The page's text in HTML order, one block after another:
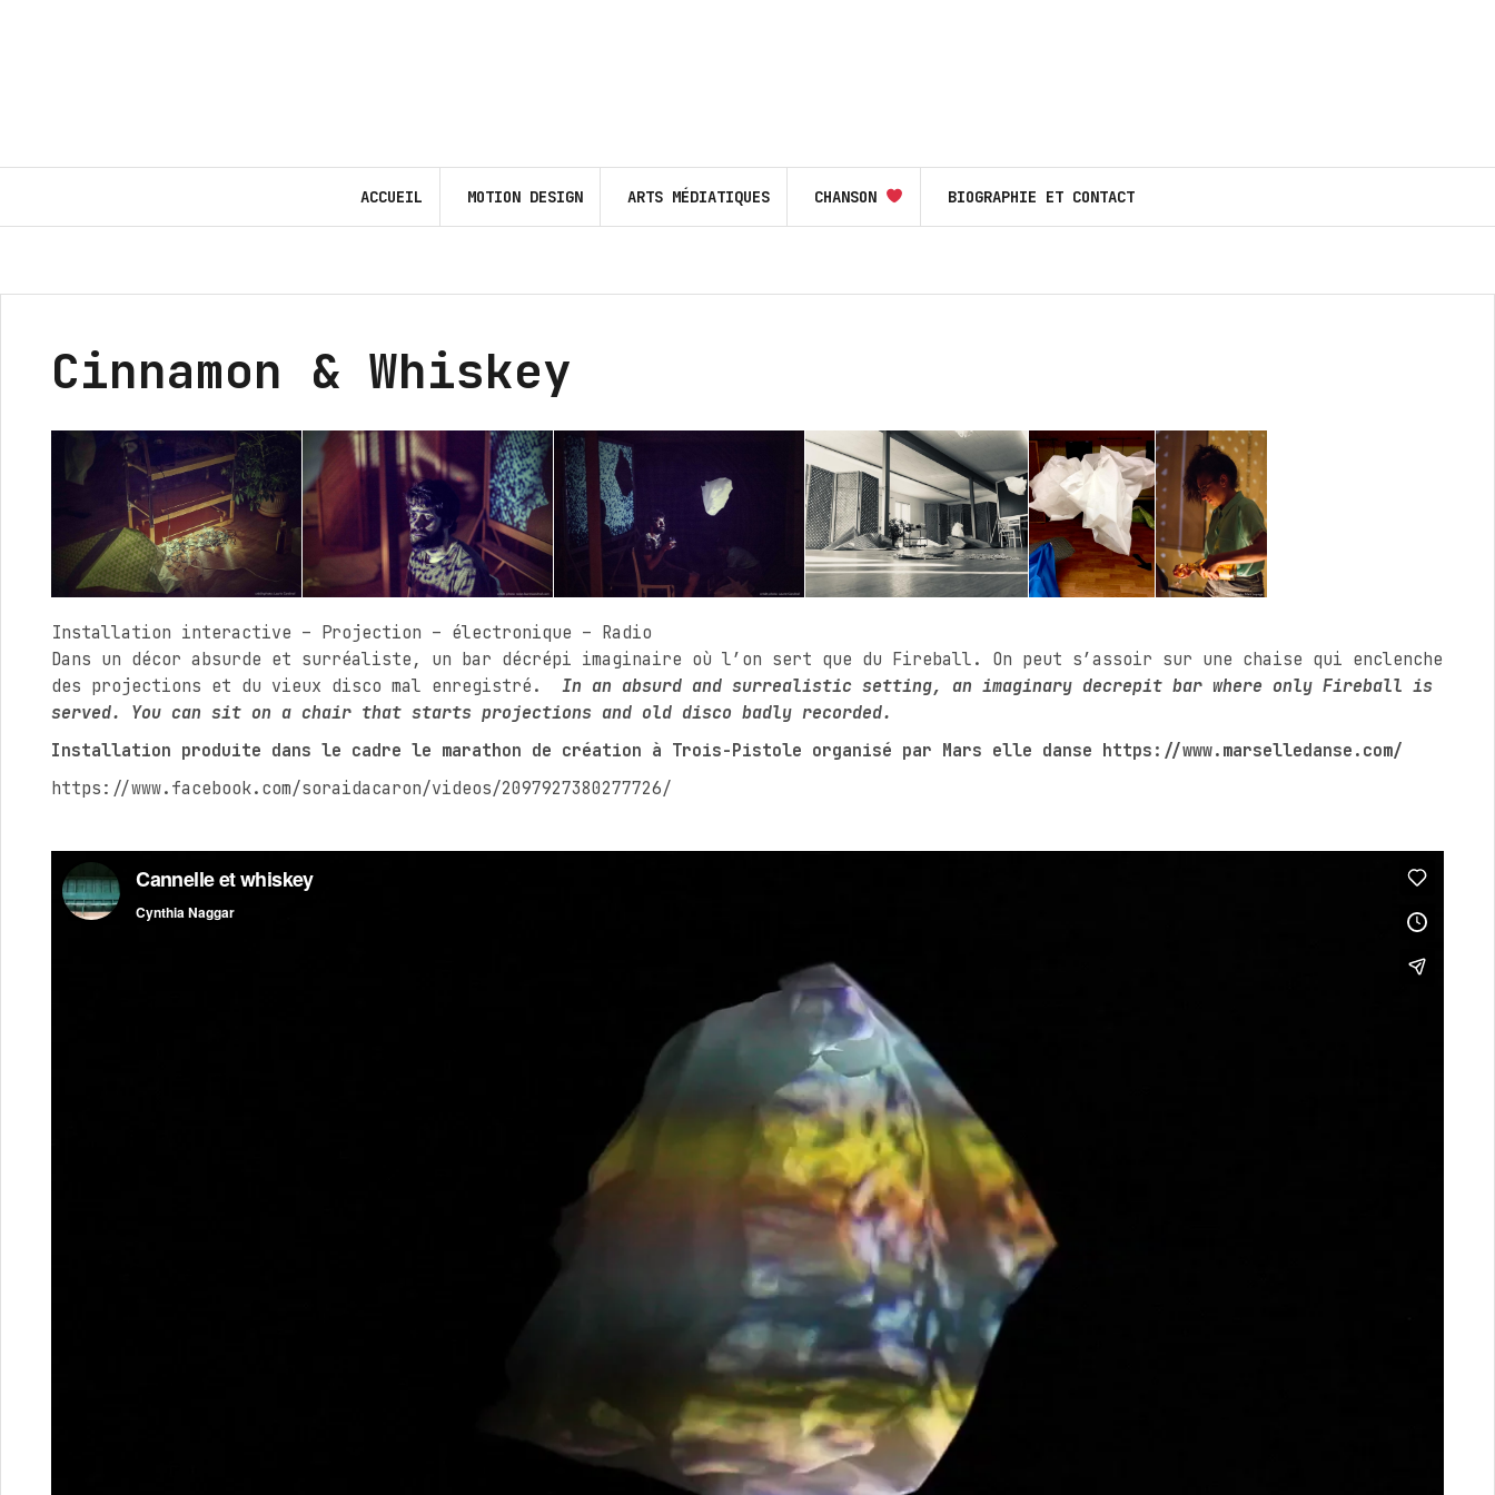
ACCUEIL MOTION DESIGN ARTS MÉDIATIQUES CHANSON BIOGRAPHIE ET CONTACT
Cinnamon & Whiskey
Installation interactive – Projection – électronique – Radio
Dans un décor absurde et surréaliste, un bar décrépi imaginaire où l’on sert que du Fireball. On peut s’assoir sur une chaise qui enclenche
des projections et du vieux disco mal enregistré. In an absurd and surrealistic setting, an imaginary decrepit bar where only Fireball is
served. You can sit on a chair that starts projections and old disco badly recorded.
Installation produite dans le cadre le marathon de création à Trois-Pistole organisé par Mars elle danse https://www.marselledanse.com/
https://www.facebook.com/soraidacaron/videos/2097927380277726/